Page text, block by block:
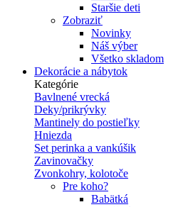
Staršie deti
Zobraziť
Novinky
Náš výber
Všetko skladom
Dekorácie a nábytok
Kategórie
Bavlnené vrecká
Deky/prikrývky
Mantinely do postieľky
Hniezda
Set perinka a vankúšik
Zavinovačky
Zvonkohry, kolotoče
Pre koho?
Babätká